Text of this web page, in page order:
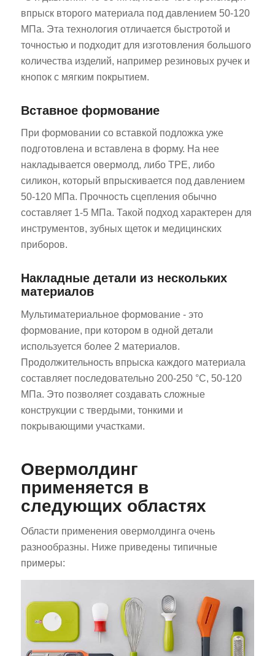
впрыск второго материала под давлением 50-120
МПа. Эта технология отличается быстротой и
точностью и подходит для изготовления большого
количества изделий, например резиновых ручек и
кнопок с мягким покрытием.
Вставное формование
При формовании со вставкой подложка уже
подготовлена и вставлена в форму. На нее
накладывается овермолд, либо TPE, либо
силикон, который впрыскивается под давлением
50-120 МПа. Прочность сцепления обычно
составляет 1-5 МПа. Такой подход характерен для
инструментов, зубных щеток и медицинских
приборов.
Накладные детали из нескольких
материалов
Мультиматериальное формование - это
формование, при котором в одной детали
используется более 2 материалов.
Продолжительность впрыска каждого материала
составляет последовательно 200-250 °C, 50-120
МПа. Это позволяет создавать сложные
конструкции с твердыми, тонкими и
покрывающими участками.
Овермолдинг
применяется в
следующих областях
Области применения овермолдинга очень
разнообразны. Ниже приведены типичные
примеры: